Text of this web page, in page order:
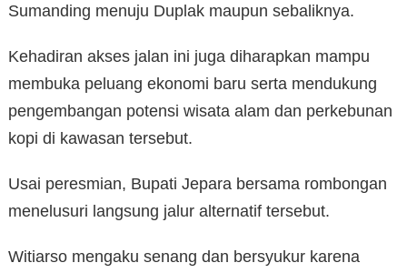
Sumanding menuju Duplak maupun sebaliknya.
Kehadiran akses jalan ini juga diharapkan mampu
membuka peluang ekonomi baru serta mendukung
pengembangan potensi wisata alam dan perkebunan
kopi di kawasan tersebut.
Usai peresmian, Bupati Jepara bersama rombongan
menelusuri langsung jalur alternatif tersebut.
Witiarso mengaku senang dan bersyukur karena